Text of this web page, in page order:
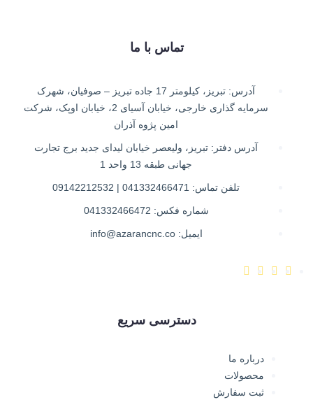
تماس با ما
آدرس: تبریز، کیلومتر 17 جاده تبریز – صوفیان، شهرک
سرمایه گذاری خارجی، خیابان آسیای 2، خیابان اوپک، شرکت
امین پژوه آذران
آدرس دفتر: تبریز، ولیعصر خیابان لیدای جدید برج تجارت
جهانی طبقه 13 واحد 1
تلفن تماس: 041332466471 | 09142212532
شماره فکس: 041332466472
ایمیل: info@azarancnc.co
دسترسی سریع
درباره ما
محصولات
ثبت سفارش